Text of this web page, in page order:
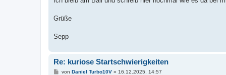
Grüße
Sepp
Re: kuriose Startschwierigkeiten
Bvon Daniel Turbo10V» 16.12.2025, 14:57